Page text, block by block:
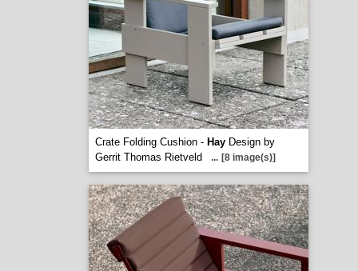
Crate Folding Cushion - HayDesign by
Gerrit Thomas Rietveld
... [8 image(s)]